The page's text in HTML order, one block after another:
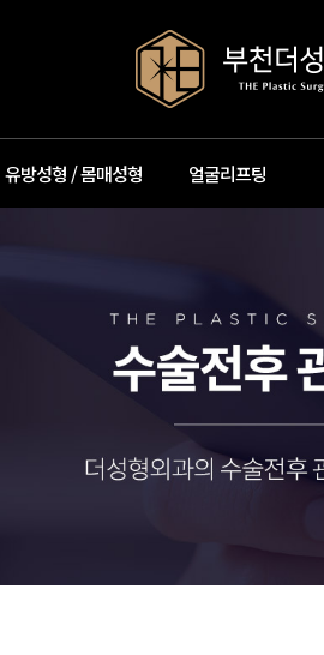
유방성형 / 몸매성형 얼굴리프팅